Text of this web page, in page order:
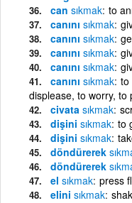
can sıkmak to
canını sıkmak
canını sıkmak
canını sıkmak
canını sıkmak
canını sıkmak to
displease, to worry,
civata sıkmak
dişini sıkmak to
dişini sıkmak
döndürerek
döndürerek
el sıkmak press
elini sıkmak